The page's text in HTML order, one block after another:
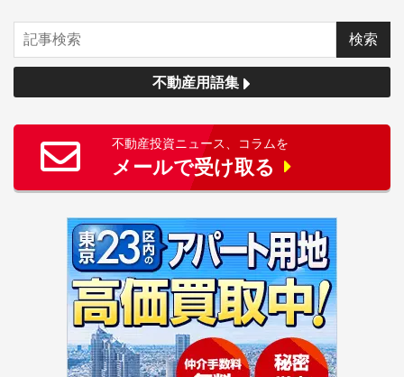
不動産用語集
不動産投資ニュース、コラムを
メールで受け取る